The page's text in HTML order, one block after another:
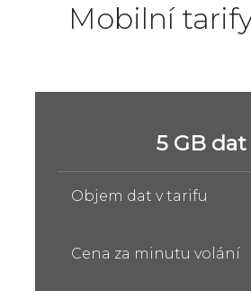
Mobilní
5 GB dat
Objem dat v tarifu
Cena za minutu volání